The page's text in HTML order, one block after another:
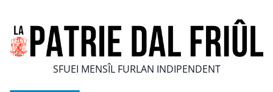
SFUEI MENSÎL FURLAN INDIPENDENT